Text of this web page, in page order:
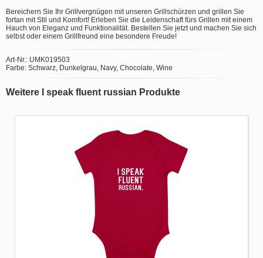
Bereichern Sie Ihr Grillvergnügen mit unseren Grillschürzen und grillen Sie
fortan mit Stil und Komfort! Erleben Sie die Leidenschaft fürs Grillen mit einem
Hauch von Eleganz und Funktionalität. Bestellen Sie jetzt und machen Sie sich
selbst oder einem Grillfreund eine besondere Freude!
Art-Nr.: UMK019503
Farbe: Schwarz, Dunkelgrau, Navy, Chocolate, Wine
Weitere I speak fluent russian Produkte